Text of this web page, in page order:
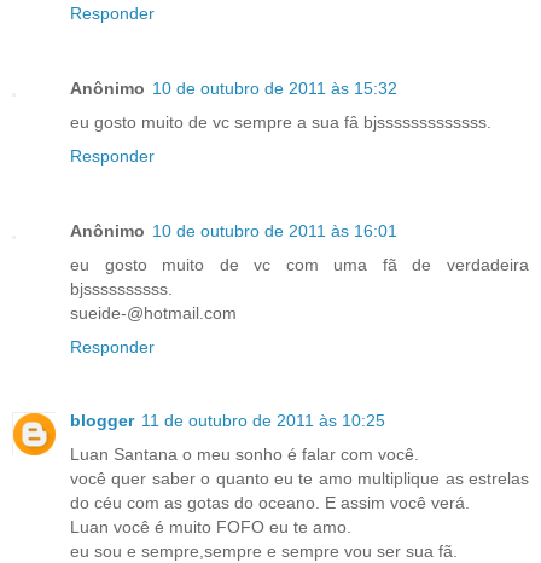
Responder
Anônimo 10 de outubro de 2011 às 15:32
eu gosto muito de vc sempre a sua fâ bjsssssssssssss.
Responder
Anônimo 10 de outubro de 2011 às 16:01
eu gosto muito de vc com uma fã de verdadeira
bjssssssssss.
sueide-@hotmail.com
Responder
blogger 11 de outubro de 2011 às 10:25
Luan Santana o meu sonho é falar com você.
você quer saber o quanto eu te amo multiplique as estrelas
do céu com as gotas do oceano. E assim você verá.
Luan você é muito FOFO eu te amo.
eu sou e sempre,sempre e sempre vou ser sua fã.